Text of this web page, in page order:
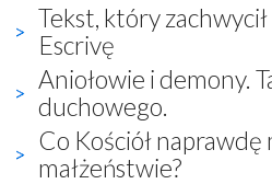
Tekst, który
Escrivę
Aniołowie i demony.
duchowego.
Co Kościół naprawdę
małżeństwie?